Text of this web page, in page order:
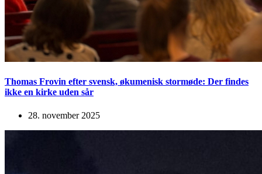
Thomas Frovin efter svensk, økumenisk stormøde: Der findes
ikke en kirke uden sår
28. november 2025